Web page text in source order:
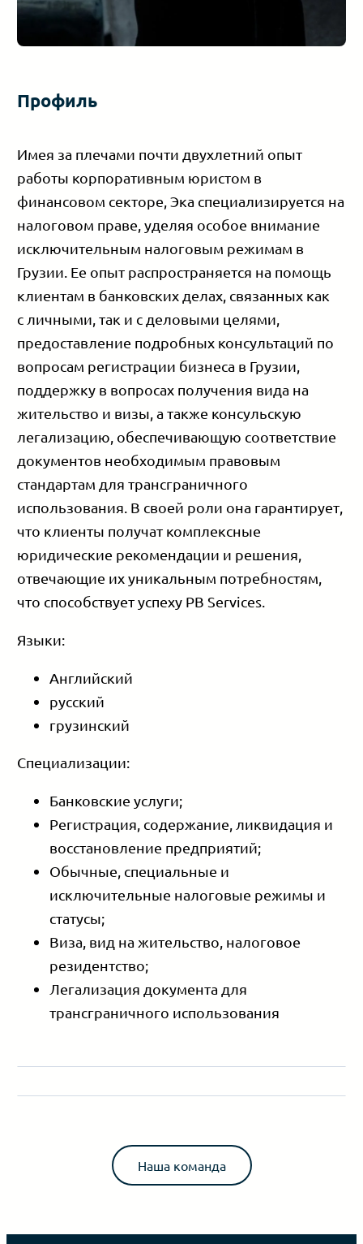
Профиль
Имея за плечами почти двухлетний опыт
работы корпоративным юристом в
финансовом секторе, Эка специализируется на
налоговом праве, уделяя особое внимание
исключительным налоговым режимам в
Грузии. Ее опыт распространяется на помощь
клиентам в банковских делах, связанных как
с личными, так и с деловыми целями,
предоставление подробных консультаций по
вопросам регистрации бизнеса в Грузии,
поддержку в вопросах получения вида на
жительство и визы, а также консульскую
легализацию, обеспечивающую соответствие
документов необходимым правовым
стандартам для трансграничного
использования. В своей роли она гарантирует,
что клиенты получат комплексные
юридические рекомендации и решения,
отвечающие их уникальным потребностям,
что способствует успеху PB Services.
Языки:
Английский
русский
грузинский
Специализации:
Банковские услуги;
Регистрация, содержание, ликвидация и
восстановление предприятий;
Обычные, специальные и
исключительные налоговые режимы и
статусы;
Виза, вид на жительство, налоговое
резидентство;
Легализация документа для
трансграничного использования
Наша команда